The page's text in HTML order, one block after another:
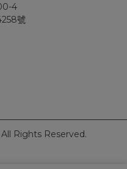
4
號
All Rights Reserved.